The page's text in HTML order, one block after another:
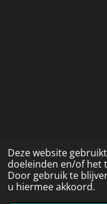
Deze website
doeleinden en/of het
Door gebruik te
u hiermee akkoord.
© 2016 - 2026